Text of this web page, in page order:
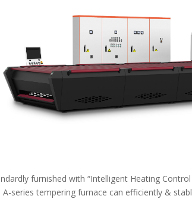
furnished with “Intelligent Heating
A-series tempering furnace can efficiently &